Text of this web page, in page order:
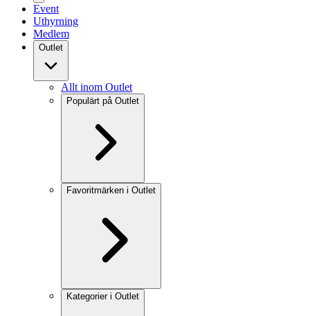
Event
Uthyrning
Medlem
Outlet
Allt inom Outlet
Populärt på Outlet
Favoritmärken i Outlet
Kategorier i Outlet